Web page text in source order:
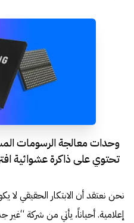
وحدات معالجة الرسومات
نحن نعتقد أن الابتكار الحقيقي
إعلامية. أحياناً، يأتي من شركة